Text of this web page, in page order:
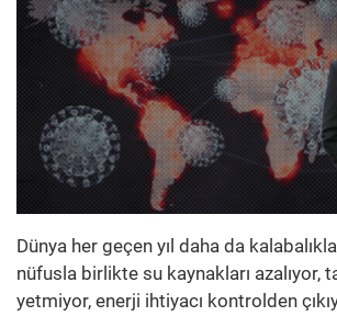
Dünya her geçen yıl daha da
nüfusla birlikte su kaynakları azalıyor,
yetmiyor, enerji ihtiyacı kontrolden